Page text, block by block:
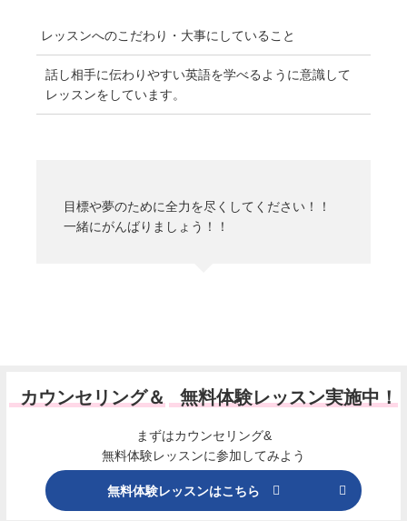
レッスンへのこだわり・ 大事にしていること
話し相手に伝わりやすい英語を学べるように意識して
レッスンをしています。
目標や夢のために全力を尽くしてください！！
一緒にがんばりましょう！！
カウンセリング＆ 無料体験レッスン実施中！
まずはカウンセリング&
無料体験レッスンに参加してみよう
無料体験レッスンはこちら